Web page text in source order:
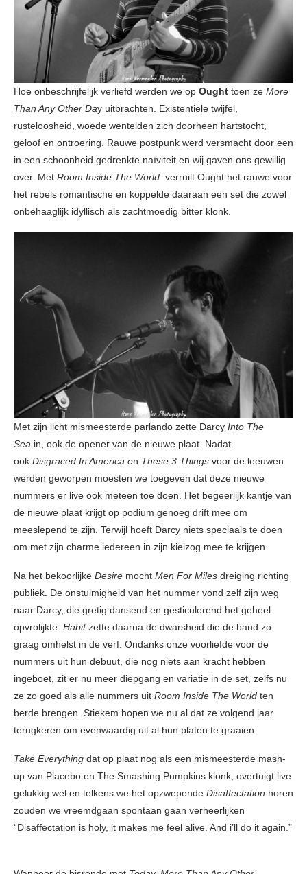
Hoe onbeschrijfelijk verliefd werden we op Ought toen ze More
Than Any Other Day uitbrachten. Existentiële twijfel,
rusteloosheid, woede wentelden zich doorheen hartstocht,
geloof en ontroering. Rauwe postpunk werd versmacht door een
in een schoonheid gedrenkte naïviteit en wij gaven ons gewillig
over. Met Room Inside The World verruilt Ought het rauwe voor
het rebels romantische en koppelde daaraan een set die zowel
onbehaaglijk idyllisch als zachtmoedig bitter klonk.
Met zijn licht mismeesterde parlando zette Darcy Into The
Sea in, ook de opener van de nieuwe plaat. Nadat
ook Disgraced In America en These 3 Things voor de leeuwen
werden geworpen moesten we toegeven dat deze nieuwe
nummers er live ook meteen toe doen. Het begeerlijk kantje van
de nieuwe plaat krijgt op podium genoeg drift mee om
meeslepend te zijn. Terwijl hoeft Darcy niets speciaals te doen
om met zijn charme iedereen in zijn kielzog mee te krijgen.
Na het bekoorlijke Desire mocht Men For Miles dreiging richting
publiek. De onstuimigheid van het nummer vond zelf zijn weg
naar Darcy, die gretig dansend en gesticulerend het geheel
opvrolijkte. Habitzette daarna de dwarsheid die de band zo
graag omhelst in de verf. Ondanks onze voorliefde voor de
nummers uit hun debuut, die nog niets aan kracht hebben
ingeboet, zit er nu meer diepgang en variatie in de set, zelfs nu
ze zo goed als alle nummers uit Room Inside The World ten
berde brengen. Stiekem hopen we nu al dat ze volgend jaar
terugkeren om evenwaardig uit al hun platen te graaien.
Take Everything dat op plaat nog als een mismeesterde mash-
up van Placebo en The Smashing Pumpkins klonk, overtuigt live
gelukkig wel en telkens we het opzwepende Disaffectation horen
zouden we vreemdgaan spontaan gaan verheerlijken
“Disaffectation is holy, it makes me feel alive. And i’ll do it again.”